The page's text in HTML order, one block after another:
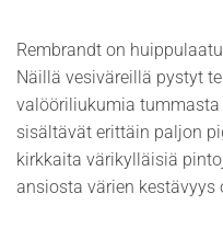
Rembrandt on
Näillä vesiväreillä pystyt
valööriliukumia
sisältävät erittäin paljon
kirkkaita värikylläisiä
ansiosta värien kestävyys